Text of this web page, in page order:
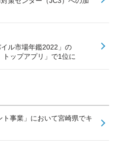
イル市場年鑑2022」の
ップアプリ」で1位に
事業」において宮崎県でキ